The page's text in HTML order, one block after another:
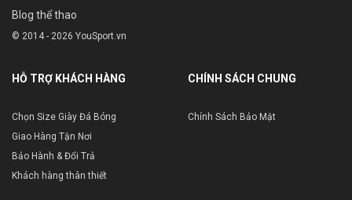
Blog thể thao
© 2014 - 2026 YouSport.vn
HỖ TRỢ KHÁCH HÀNG
Chọn Size Giày Đá Bóng
Giao Hàng Tận Nơi
Bảo Hành & Đổi Trả
Khách hàng thân thiết
CHÍNH SÁCH CHUNG
Chính Sách Bảo Mật